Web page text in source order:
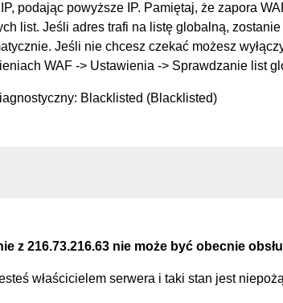
podając powyższe IP. Pamiętaj, że zapora
list. Jeśli adres trafi na listę globalną,
Jeśli nie chcesz czekać możesz
WAF -> Ustawienia -> Sprawdzanie list
Blacklisted (Blacklisted)
z 216.73.216.63 nie może być obecnie
właścicielem serwera i taki stan jest